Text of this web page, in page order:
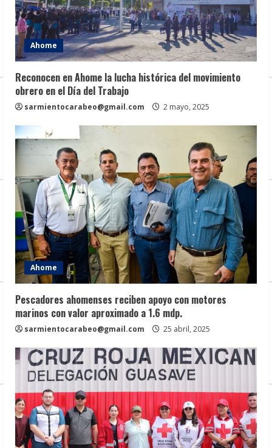
Ahome
Reconocen en Ahome la lucha histórica del movimiento
obrero en el Día del Trabajo
sarmientocarabeo@gmail.com 2 mayo, 2025
Ahome
Pescadores ahomenses reciben apoyo con motores
marinos con valor aproximado a 1.6 mdp.
sarmientocarabeo@gmail.com 25 abril, 2025